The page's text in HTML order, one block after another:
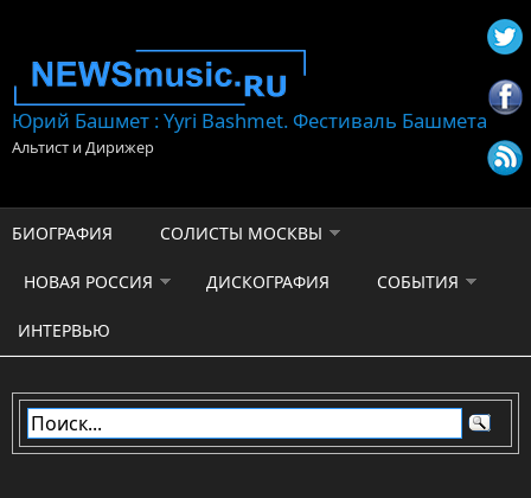
Юрий Башмет : Yyri Bashmet. Фестиваль Башмета
Альтист и Дирижер
БИОГРАФИЯ СОЛИСТЫ МОСКВЫ
НОВАЯ РОССИЯ ДИСКОГРАФИЯ СОБЫТИЯ
ИНТЕРВЬЮ